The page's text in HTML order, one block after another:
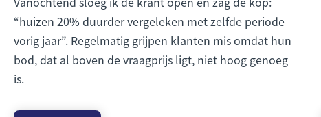
“huizen 20% duurder vergeleken met zelfde periode
vorig jaar”. Regelmatig grijpen klanten mis omdat hun
bod, dat al boven de vraagprijs ligt, niet hoog genoeg
is.